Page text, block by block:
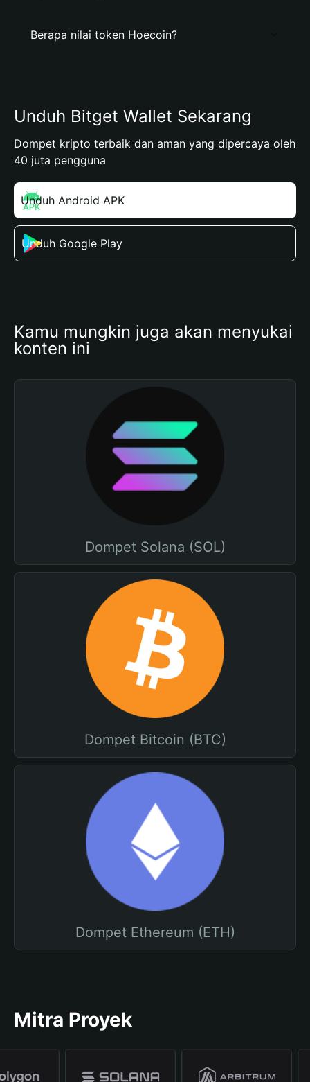
Berapa nilai token Hoecoin?
Unduh Bitget Wallet Sekarang
Dompet kripto terbaik dan aman yang dipercaya oleh
40 juta pengguna
Unduh Android APK
Unduh Google Play
Kamu mungkin juga akan menyukai
konten ini
Dompet Solana (SOL)
Dompet Bitcoin (BTC)
Dompet Ethereum (ETH)
Mitra Proyek